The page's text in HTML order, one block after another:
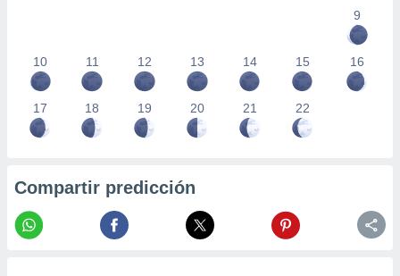
9
10 11 12 13 14 15 16
17 18 19 20 21 22
Compartir predicción